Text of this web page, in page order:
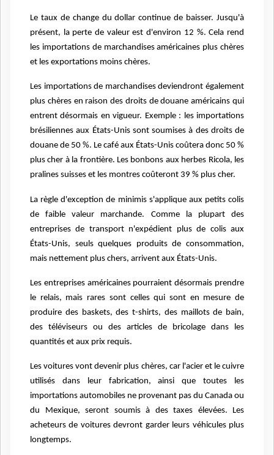
Le taux de change du dollar continue de baisser. Jusqu'à
présent, la perte de valeur est d'environ 12 %. Cela rend
les importations de marchandises américaines plus chères
et les exportations moins chères.
Les importations de marchandises deviendront également
plus chères en raison des droits de douane américains qui
entrent désormais en vigueur. Exemple : les importations
brésiliennes aux États-Unis sont soumises à des droits de
douane de 50 %. Le café aux États-Unis coûtera donc 50 %
plus cher à la frontière. Les bonbons aux herbes Ricola, les
pralines suisses et les montres coûteront 39 % plus cher.
La règle d'exception de minimis s'applique aux petits colis
de faible valeur marchande. Comme la plupart des
entreprises de transport n'expédient plus de colis aux
États-Unis, seuls quelques produits de consommation,
mais nettement plus chers, arrivent aux États-Unis.
Les entreprises américaines pourraient désormais prendre
le relais, mais rares sont celles qui sont en mesure de
produire des baskets, des t-shirts, des maillots de bain,
des téléviseurs ou des articles de bricolage dans les
quantités et aux prix requis.
Les voitures vont devenir plus chères, car l'acier et le cuivre
utilisés dans leur fabrication, ainsi que toutes les
importations automobiles ne provenant pas du Canada ou
du Mexique, seront soumis à des taxes élevées. Les
acheteurs de voitures devront garder leurs véhicules plus
longtemps.